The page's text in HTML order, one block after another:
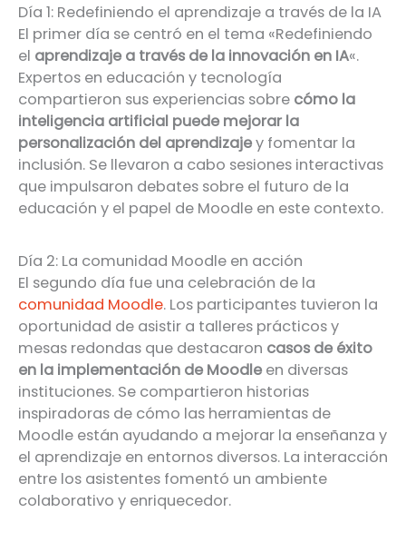
Día 1: Redefiniendo el aprendizaje a través de la IA
El primer día se centró en el tema «Redefiniendo
el aprendizaje a través de la innovación en IA«.
Expertos en educación y tecnología
compartieron sus experiencias sobre cómo la
inteligencia artificial puede mejorar la
personalización del aprendizajey fomentar la
inclusión. Se llevaron a cabo sesiones interactivas
que impulsaron debates sobre el futuro de la
educación y el papel de Moodle en este contexto.
Día 2: La comunidad Moodle en acción
El segundo día fue una celebración de la
comunidad Moodle. Los participantes tuvieron la
oportunidad de asistir a talleres prácticos y
mesas redondas que destacaron casos de éxito
en la implementación de Moodle en diversas
instituciones. Se compartieron historias
inspiradoras de cómo las herramientas de
Moodle están ayudando a mejorar la enseñanza y
el aprendizaje en entornos diversos. La interacción
entre los asistentes fomentó un ambiente
colaborativo y enriquecedor.